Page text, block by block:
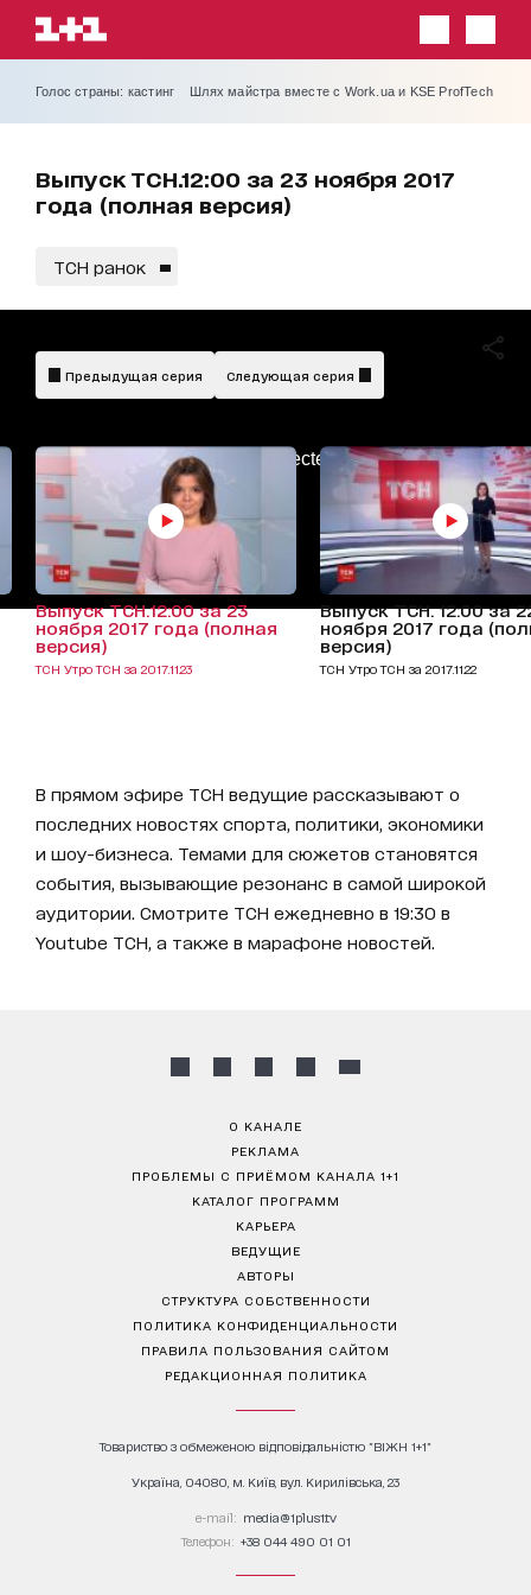
Голос страны: кастинг Шлях майстра вместе с Work.ua и KSE ProfTech
Выпуск ТСН.12:00 за 23 ноября 2017
года (полная версия)
ТСН ранок
AdBlockDetected!
Предыдущая серия Следующая серия
Выпуск ТСН.12:00 за 23
ноября 2017 года (полная
версия)
ТСН Утро ТСН за 2017.11.23
Выпуск ТСН. 12:00 за
ноября 2017 года
версия)
ТСН Утро ТСН за 2017.11.22
В прямом эфире ТСН ведущие рассказывают о
последних новостях спорта, политики, экономики
и шоу-бизнеса. Темами для сюжетов становятся
события, вызывающие резонанс в самой широкой
аудитории. Смотрите ТСН ежедневно в 19:30 в
Youtube ТСН, а также в марафоне новостей.
О КАНАЛЕ
РЕКЛАМА
ПРОБЛЕМЫ С ПРИЁМОМ КАНАЛА 1+1
КАТАЛОГ ПРОГРАММ
КАРЬЕРА
ВЕДУЩИЕ
АВТОРЫ
СТРУКТУРА СОБСТВЕННОСТИ
ПОЛИТИКА КОНФИДЕНЦИАЛЬНОСТИ
ПРАВИЛА ПОЛЬЗОВАНИЯ САЙТОМ
РЕДАКЦИОННАЯ ПОЛИТИКА
Товариство з обмеженою відповідальністю "ВІЖН 1+1"
Україна, 04080, м. Київ, вул. Кирилівська, 23
е-mail: media@1plus1.tv
Телефон: +38 044 490 01 01